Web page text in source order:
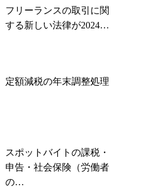
フリーランスの取引に関
する新しい法律が2024…
定額減税の年末調整処理
スポットバイトの課税・
申告・社会保険（労働者
の…